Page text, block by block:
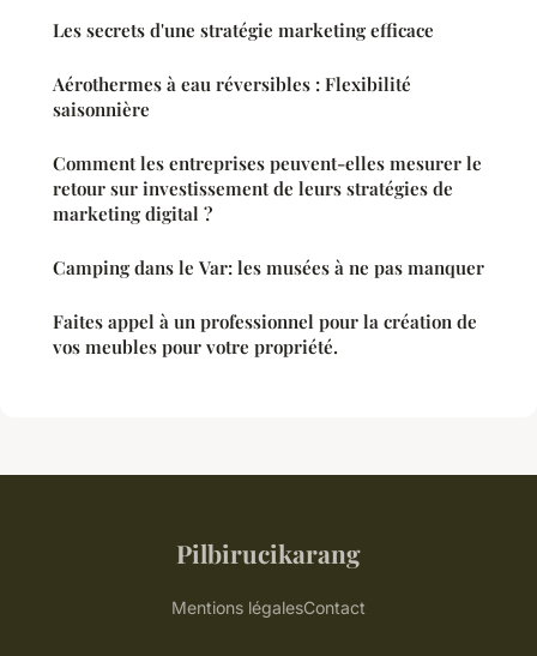
Les secrets d'une stratégie marketing efficace
Aérothermes à eau réversibles : Flexibilité
saisonnière
Comment les entreprises peuvent-elles mesurer le
retour sur investissement de leurs stratégies de
marketing digital ?
Camping dans le Var: les musées à ne pas manquer
Faites appel à un professionnel pour la création de
vos meubles pour votre propriété.
Pilbirucikarang
Mentions légalesContact